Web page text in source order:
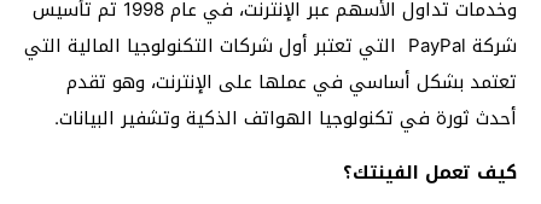
وخدمات تداول الأسهم عبر الإنترنت، في عام 1998 تم تأسيس
شركة PayPal التي تعتبر أول شركات التكنولوجيا المالية التي
تعتمد بشكل أساسي في عملها على الإنترنت، وهو تقدم
أحدث ثورة في تكنولوجيا الهواتف الذكية وتشفير البيانات.
كيف تعمل الفينتك؟